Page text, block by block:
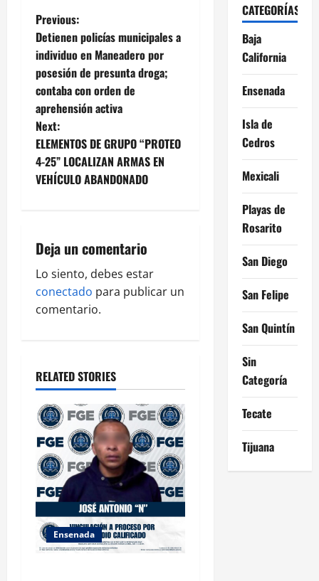
P
o
s
t
n
a
g
a
t
o
n
Previous:
Detienen policías municipales a
individuo en Maneadero por
posesión de presunta droga;
contaba con orden de
aprehensión activa
Next:
ELEMENTOS DE GRUPO “PROTEO
4-25” LOCALIZAN ARMAS EN
VEHÍCULO ABANDONADO
Deja un comentario
Lo siento, debes estar
conectado para publicar un
comentario.
RELATED STORIES
Ensenada
CATEGORÍAS
Baja
California
Ensenada
Isla de
Cedros
Mexicali
Playas de
Rosarito
San Diego
San Felipe
San Quintín
Sin
Categoría
Tecate
Tijuana